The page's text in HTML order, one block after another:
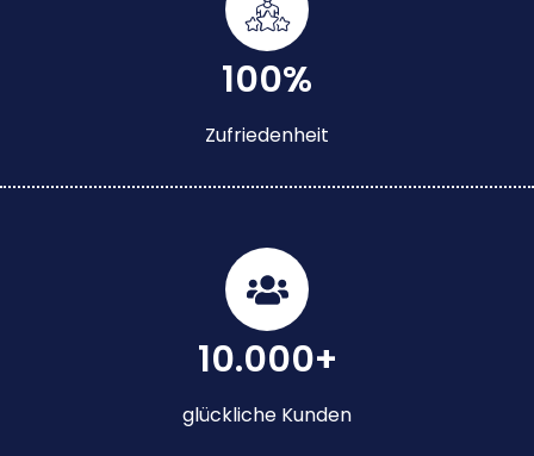
100%
Zufriedenheit
10.000+
glückliche Kunden